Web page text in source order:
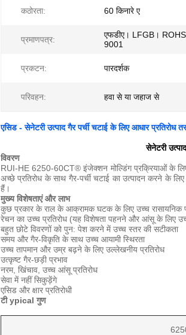
कठोरता: 60 किनारे ए
प्रमाणपत्र:
एफडीए। LFGB।
9001
प्रकटन: पारदर्शक
परिवहन: हवा से या जहाज से
एसिड - सेनेटरी उत्पाद गैर पर्ची चटाई के लिए आधार प्रतिरोध
सेनेटरी
विवरण
RUI-HE 6250-60CT® इंजेक्शन मोल्डिंग प्रक्रियाओं के
अच्छे प्रतिरोध के साथ गैर-पर्ची चटाई का उत्पादन करने के
हैं।
मुख्य विशेषताएं और लाभ
कुछ प्रकार के राल के आक्रामक घटक के लिए उच्च रासायनिक
रेचन का उच्च प्रतिरोध (यह विशेषता पहनने और आंसू के लिए उच्च
बहुत छोटे विवरणों को पुन: पेश करने में उच्च स्तर की सटीकता
समय और गैर-विकृति के साथ उच्च आयामी स्थिरता
उच्च तापमान और उम्र बढ़ने के लिए उल्लेखनीय प्रतिरोध
उत्कृष्ट गैर-छड़ी प्रभाव
नरम, खिंचाव, उच्च आंसू प्रतिरोध
सेवा में नहीं सिकुड़ेंगे
एसिड और क्षार प्रतिरोधी
टी ypical गुण